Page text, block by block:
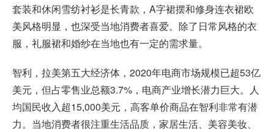
套装和休闲雪纺衬衫是长青款，A字裙摆和修身连衣裙欧
美风格明显，也深受当地消费者喜爱。除了日常风格的衣
服，礼服裙和婚纱在当地也有一定的需求量。
智利，拉美第五大经济体，2020年电商市场规模已超53亿
美元，但占零售业总额3.7%，电商产业增长潜力巨大。人
均国民收入超15,000美元，高客单价商品在智利非常有潜
力。当地消费者很注重生活品质，家居生活、美容美妆、